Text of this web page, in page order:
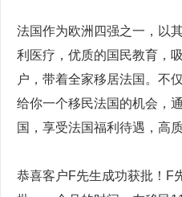
法国作为欧洲四强之一，以
利医疗，优质的国民教育，
户，带着全家移居法国。不
给你一个移民法国的机会，
国，享受法国福利待遇，高
恭喜客户F先生成功获批！F